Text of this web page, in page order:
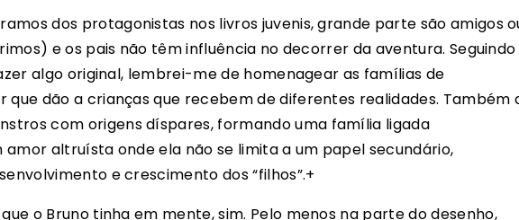
dos protagonistas nos livros juvenis, grande parte são amigos
e os pais não têm influência no decorrer da aventura. Seguindo
algo original, lembrei-me de homenagear as famílias de
que dão a crianças que recebem de diferentes realidades. Também
com origens díspares, formando uma família ligada
altruísta onde ela não se limita a um papel secundário,
e crescimento dos “filhos”.+
o Bruno tinha em mente, sim. Pelo menos na parte do desenho,